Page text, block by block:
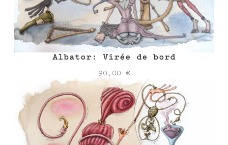
Albator: Virée de bord
90,00 €